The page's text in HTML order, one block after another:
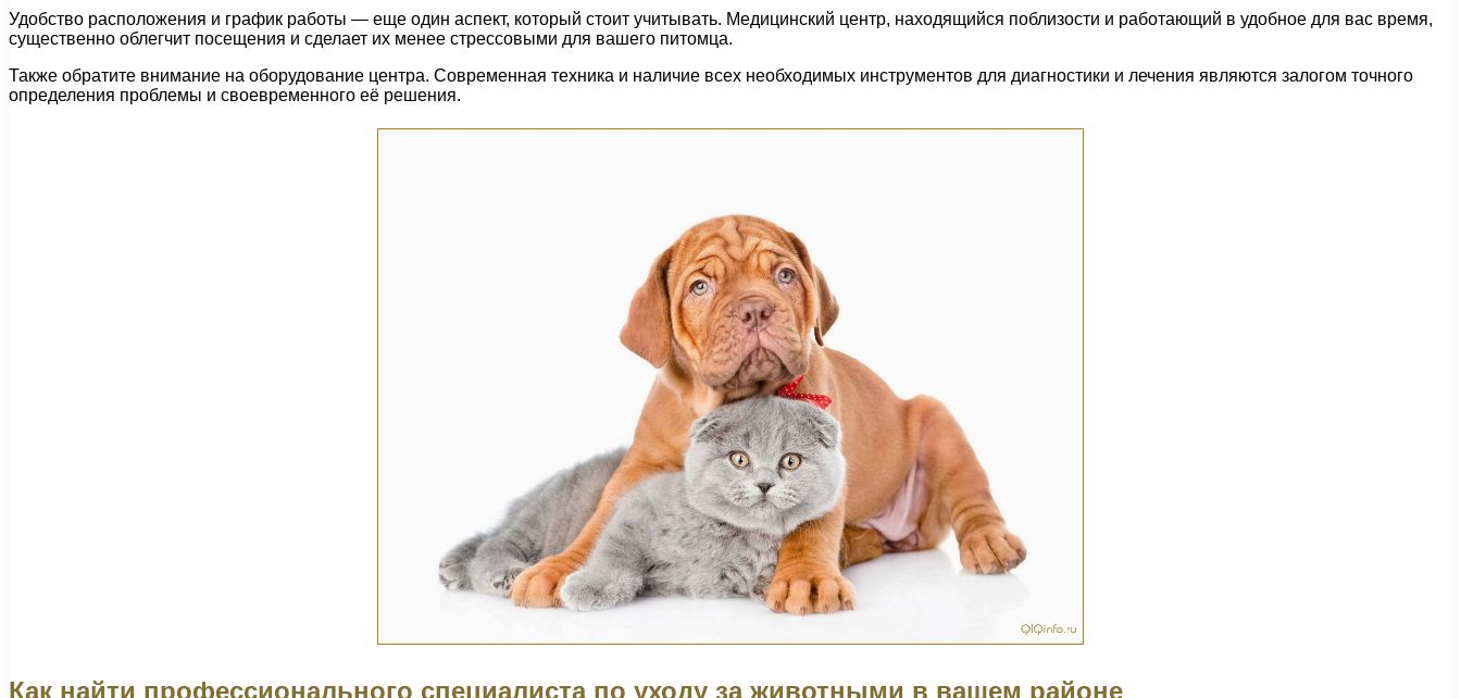
Удобство расположения и график работы — еще один аспект, который стоит учитывать. Медицинский центр, находящийся поблизости и работающий в удобное для вас время,
существенно облегчит посещения и сделает их менее стрессовыми для вашего питомца.
Также обратите внимание на оборудование центра. Современная техника и наличие всех необходимых инструментов для диагностики и лечения являются залогом точного
определения проблемы и своевременного её решения.
Как найти профессионального специалиста по уходу за животными в вашем районе